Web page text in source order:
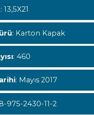
: 13,5X21
: Karton Kapak
: 460
: Mayıs 2017
975-2430-11-2